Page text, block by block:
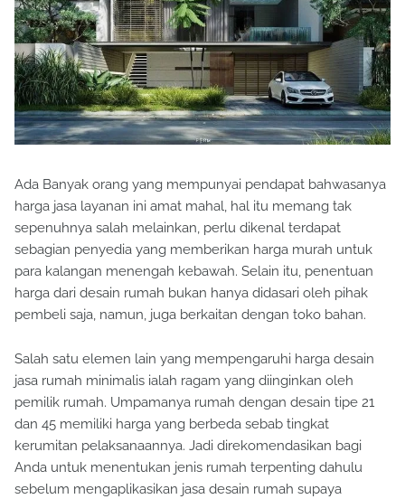
Ada Banyak orang yang mempunyai pendapat bahwasanya
harga jasa layanan ini amat mahal, hal itu memang tak
sepenuhnya salah melainkan, perlu dikenal terdapat
sebagian penyedia yang memberikan harga murah untuk
para kalangan menengah kebawah. Selain itu, penentuan
harga dari desain rumah bukan hanya didasari oleh pihak
pembeli saja, namun, juga berkaitan dengan toko bahan.
Salah satu elemen lain yang mempengaruhi harga desain
jasa rumah minimalis ialah ragam yang diinginkan oleh
pemilik rumah. Umpamanya rumah dengan desain tipe 21
dan 45 memiliki harga yang berbeda sebab tingkat
kerumitan pelaksanaannya. Jadi direkomendasikan bagi
Anda untuk menentukan jenis rumah terpenting dahulu
sebelum mengaplikasikan jasa desain rumah supaya